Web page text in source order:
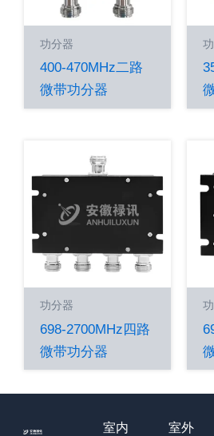
功分器
400-470MHz二路
微带功分器
功分器
698-2700MHz四路
微带功分器
室内
室外